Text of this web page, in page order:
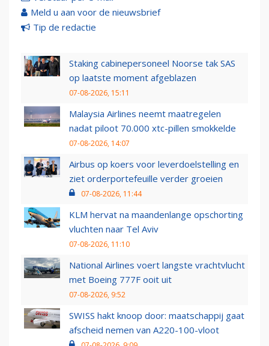
Meld u aan voor de nieuwsbrief
Tip de redactie
Staking cabinepersoneel Noorse tak SAS
op laatste moment afgeblazen
07-08-2026, 15:11
Malaysia Airlines neemt maatregelen
nadat piloot 70.000 xtc-pillen smokkelde
07-08-2026, 14:07
Airbus op koers voor leverdoelstelling en
ziet orderportefeuille verder groeien
07-08-2026, 11:44
KLM hervat na maandenlange opschorting
vluchten naar Tel Aviv
07-08-2026, 11:10
National Airlines voert langste vrachtvlucht
met Boeing 777F ooit uit
07-08-2026, 9:52
SWISS hakt knoop door: maatschappij gaat
afscheid nemen van A220-100-vloot